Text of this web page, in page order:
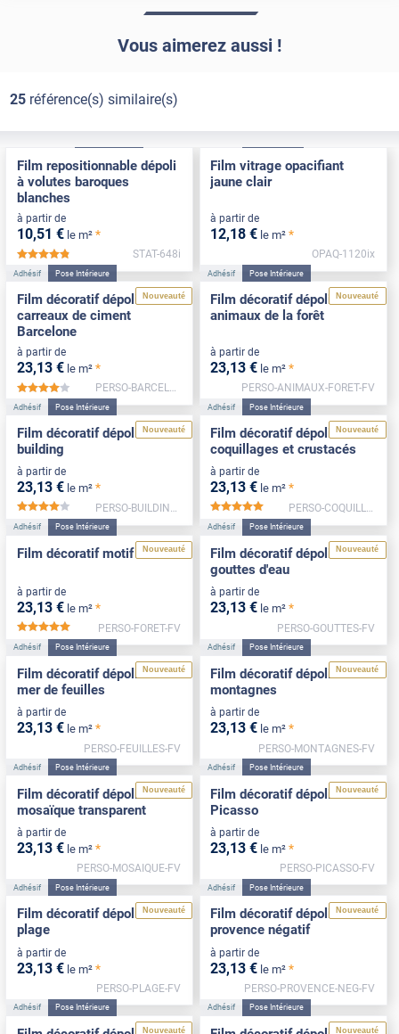
Vous aimerez aussi !
25référence(s) similaire(s)
Film repositionnable dépoli
à volutes baroques
blanches
à partir de
10,51 € le m² *
*****
STAT-648i
Film vitrage opacifiant
jaune clair
à partir de
12,18 € le m² *
OPAQ-1120ix
Nouveauté
Adhésif Pose Intérieure
Film décoratif dépoli
carreaux de ciment
Barcelone
à partir de
23,13 € le m² *
*****
PERSO-BARCELONE-NEG-FV
Nouveauté
Adhésif Pose Intérieure
Film décoratif dépoli motif
animaux de la forêt
à partir de
23,13 € le m² *
PERSO-ANIMAUX-FORET-FV
Nouveauté
Adhésif Pose Intérieure
Film décoratif dépoli motif
building
à partir de
23,13 € le m² *
*****
PERSO-BUILDING-FV
Nouveauté
Adhésif Pose Intérieure
Film décoratif dépoli motif
coquillages et crustacés
à partir de
23,13 € le m² *
*****
PERSO-COQUILLAGES-FV
Nouveauté
Adhésif Pose Intérieure
Film décoratif motif forêt
à partir de
23,13 € le m² *
PERSO-FORET-FV
Nouveauté
Adhésif Pose Intérieure
Film décoratif dépoli motif
gouttes d'eau
à partir de
23,13 € le m² *
PERSO-GOUTTES-FV
Nouveauté
Adhésif Pose Intérieure
Film décoratif dépoli motif
mer de feuilles
à partir de
23,13 € le m² *
PERSO-FEUILLES-FV
Nouveauté
Adhésif Pose Intérieure
Film décoratif dépoli motif
montagnes
à partir de
23,13 € le m² *
PERSO-MONTAGNES-FV
Nouveauté
Adhésif Pose Intérieure
Film décoratif dépoli motif
mosaïque transparent
à partir de
23,13 € le m² *
PERSO-MOSAIQUE-FV
Nouveauté
Adhésif Pose Intérieure
Film décoratif dépoli motif
Picasso
à partir de
23,13 € le m² *
PERSO-PICASSO-FV
Nouveauté
Adhésif Pose Intérieure
Film décoratif dépoli motif
plage
à partir de
23,13 € le m² *
PERSO-PLAGE-FV
Nouveauté
Adhésif Pose Intérieure
Film décoratif dépoli motif
provence négatif
à partir de
23,13 € le m² *
PERSO-PROVENCE-NEG-FV
Nouveauté
Adhésif Pose Intérieure
Nouveauté
Adhésif Pose Intérieure